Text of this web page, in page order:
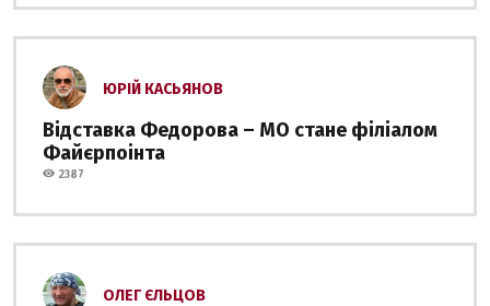
ЮРІЙ КАСЬЯНОВ
Відставка Федорова – МО стане філіалом
Файєрпоінта
2387
ОЛЕГ ЄЛЬЦОВ